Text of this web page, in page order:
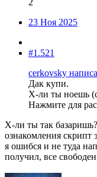
2
23 Ноя 2025
#1.521
cerkovsky
Дак купи.
Х-ли ты ноешь
Нажмите для
Х-ли ты так
ознакомления
я ошибся и не туда
получил, все